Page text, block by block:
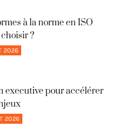
à la norme en ISO
?
2026
executive pour accélérer
2026